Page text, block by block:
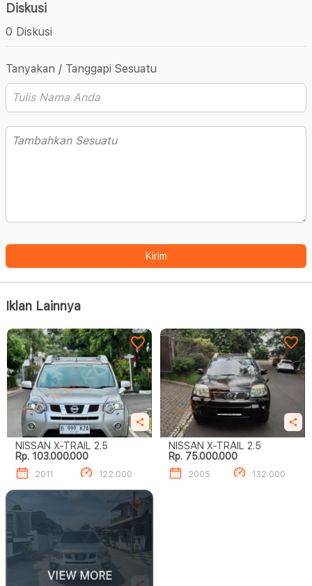
Diskusi
0 Diskusi
Tanyakan / Tanggapi Sesuatu
Kirim
Iklan Lainnya
NISSAN X-TRAIL 2.5
Rp. 103.000.000
2011 122.000
NISSAN X-TRAIL 2.5
Rp. 75.000.000
2005 132.000
VIEW MORE